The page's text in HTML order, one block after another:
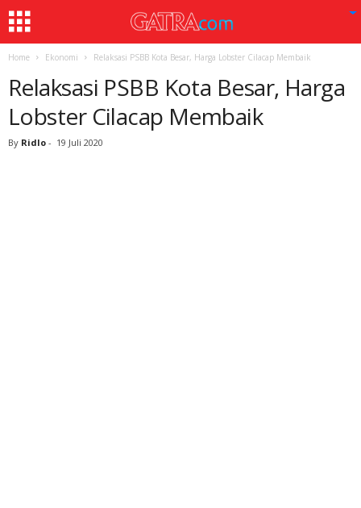
Home Ekonomi Relaksasi PSBB Kota Besar, Harga Lobster Cilacap Membaik
Relaksasi PSBB Kota Besar, Harga
Lobster Cilacap Membaik
By Ridlo - 19 Juli 2020